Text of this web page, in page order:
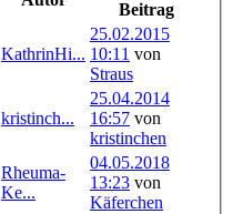
Beitrag
KathrinHi...
25.02.2015
10:11 von
Straus
kristinch...
25.04.2014
16:57 von
kristinchen
Rheuma-
Ke...
04.05.2018
13:23 von
Käferchen